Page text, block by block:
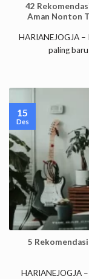
42
Aman Nonton
HARIANEJOGJA
paling
5
HARIANEJOGJA
15
Des